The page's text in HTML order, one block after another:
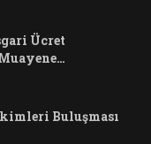
Ücret
Buluşması